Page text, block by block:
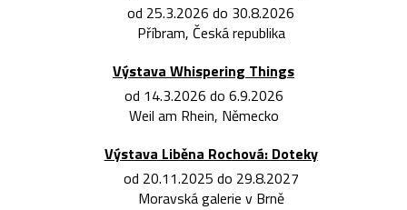
od 25.3.2026 do 30.8.2026
Příbram, Česká republika
Výstava Whispering Things
od 14.3.2026 do 6.9.2026
Weil am Rhein, Německo
Výstava Liběna Rochová: Doteky
od 20.11.2025 do 29.8.2027
Moravská galerie v Brně